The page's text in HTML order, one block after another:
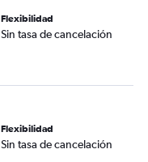
Flexibilidad
Sin tasa de cancelación
Flexibilidad
Sin tasa de cancelación